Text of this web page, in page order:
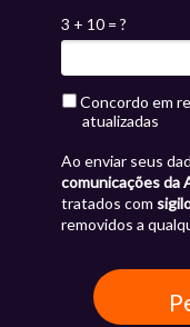
3 + 10 = ?
Concordo em
atualizadas
Ao enviar seus
comunicações da
tratados com
removidos a